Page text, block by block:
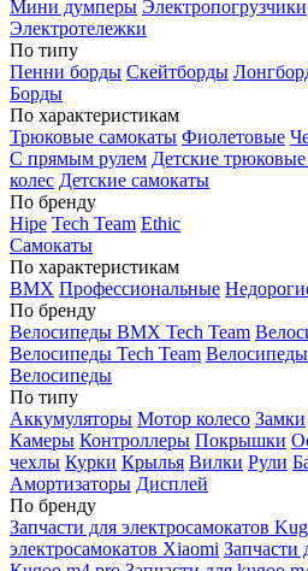
Мини думперы Электропогрузчики
Электротележки
По типу
Пенни борды Скейтборды
Борды
По характеристикам
Трюковые самокаты Фиолетовые
С прямым рулем Детские
колес Детские самокаты
По бренду
Hipe Tech Team Ethic
Самокаты
По характеристикам
BMX Профессиональные
По бренду
Велосипеды BMX Tech Team
Велосипеды Tech Team
Велосипеды
По типу
Аккумуляторы Мотор колесо Замки
Камеры Контроллеры Покрышки
чехлы Курки Крылья Вилки Рули
Амортизаторы Дисплей
По бренду
Запчасти для электросамокатов
электросамокатов Xiaomi Запчасти